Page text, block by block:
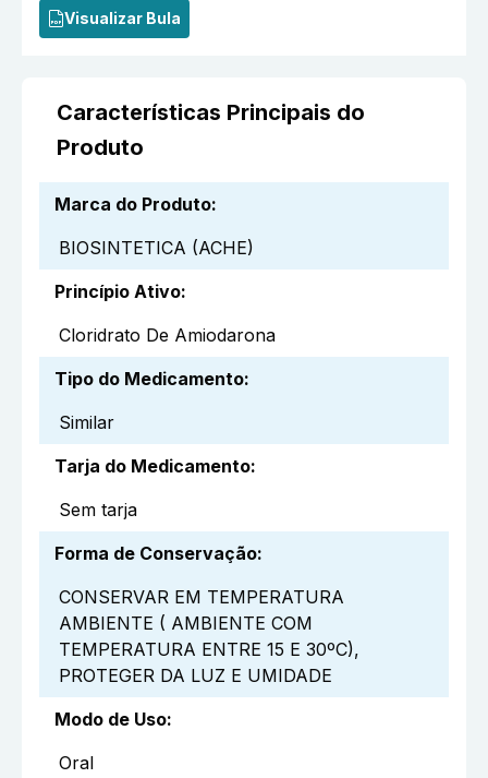
Visualizar Bula
Características Principais do
Produto
Marca do Produto:
BIOSINTETICA (ACHE)
Princípio Ativo:
Cloridrato De Amiodarona
Tipo do Medicamento:
Similar
Tarja do Medicamento:
Sem tarja
Forma de Conservação:
CONSERVAR EM TEMPERATURA
AMBIENTE ( AMBIENTE COM
TEMPERATURA ENTRE 15 E 30ºC),
PROTEGER DA LUZ E UMIDADE
Modo de Uso:
Oral